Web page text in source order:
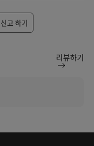
신고 하기
리뷰하기